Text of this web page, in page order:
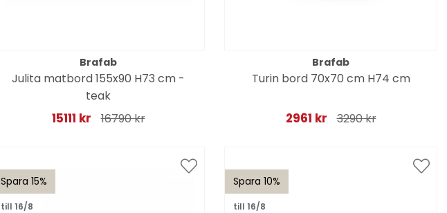
Brafab
Julita matbord 155x90 H73 cm -
teak
15111 kr 16790 kr
Brafab
Turin bord 70x70 cm H74 cm
2961 kr 3290 kr
Spara 15%
till 16/8
Spara 10%
till 16/8